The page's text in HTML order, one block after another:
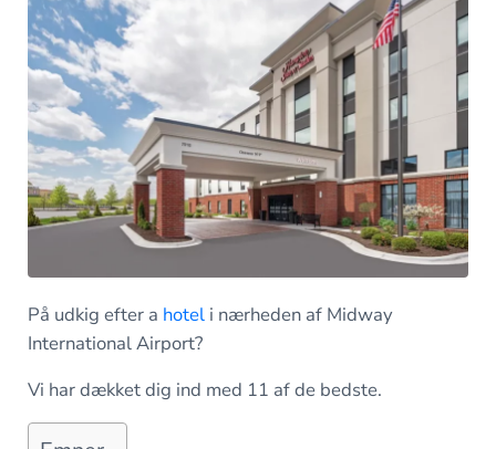
På udkig efter a hoteli nærheden af Midway
International Airport?
Vi har dækket dig ind med 11 af de bedste.